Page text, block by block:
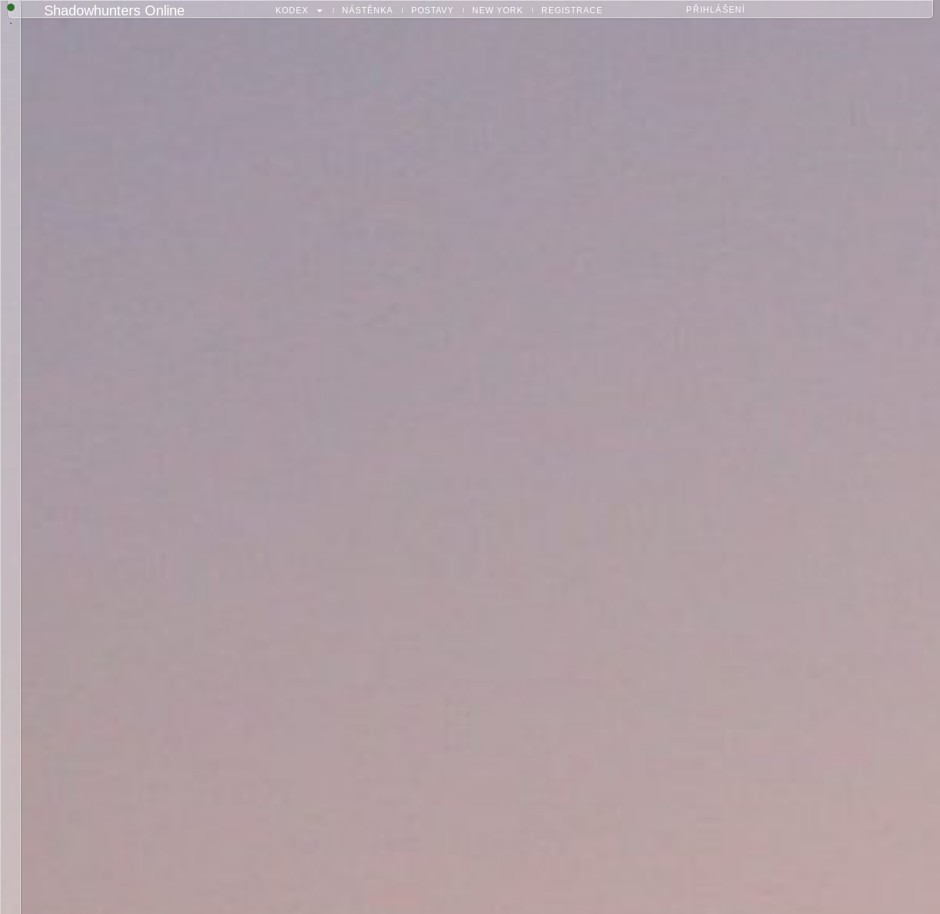
Shadowhunters Online KODEX NÁSTĚNKA POSTAVY NEW YORK REGISTRACE PŘIHLÁŠENÍ
.